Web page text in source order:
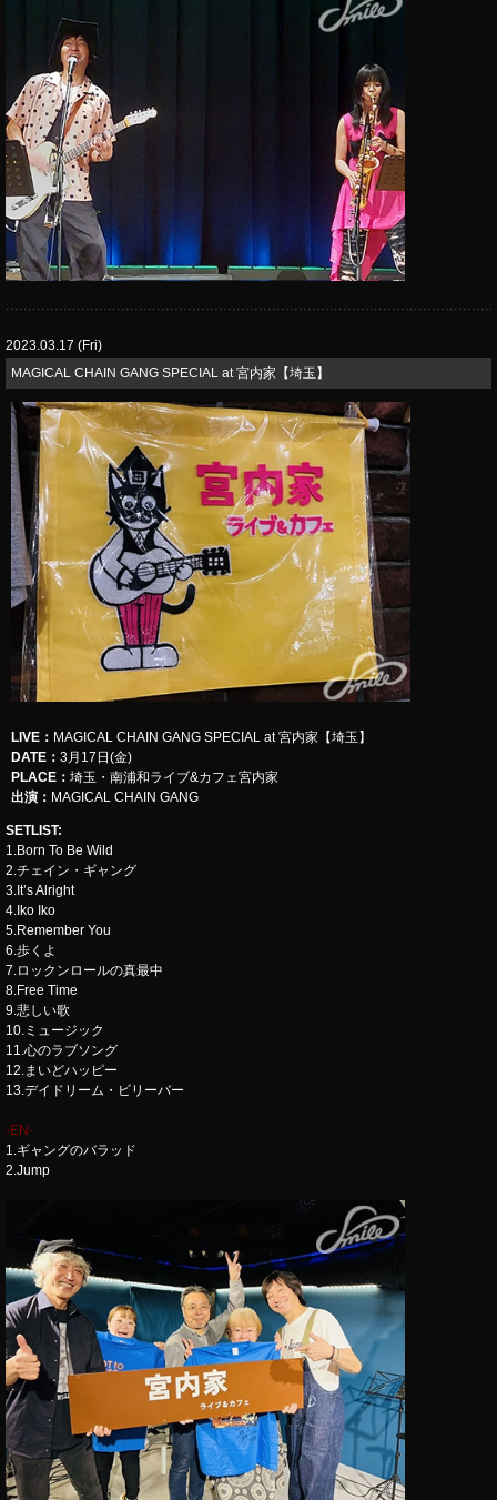
2023.03.17 (Fri)
​MAGICAL CHAIN GANG SPECIAL at 宮内家【埼玉】
LIVE ： ​​​​​​​MAGICAL CHAIN GANG SPECIAL at 宮内家【埼玉】
DATE： 3月17日(金)
PLACE： 埼玉・南浦和ライブ&カフェ宮内家
出演： MAGICAL CHAIN GANG
SETLIST:
1.Born To Be Wild
2.チェイン・ギャング
3.It’s Alright
4.Iko Iko
5.Remember You
6.歩くよ
7.ロックンロールの真最中
8.Free Time
9.悲しい歌
10.ミュージック
11.心のラブソング
12.まいどハッピー
13.デイドリーム・ビリーバー
-EN-
1.ギャングのバラッド
2.Jump